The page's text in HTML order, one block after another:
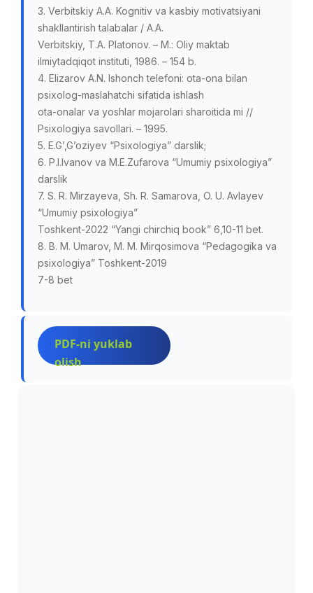
3. Verbitskiy A.A. Kognitiv va kasbiy motivatsiyani
shakllantirish talabalar / A.A.
Verbitskiy, T.A. Platonov. – M.: Oliy maktab
ilmiytadqiqot instituti, 1986. – 154 b.
4. Elizarov A.N. Ishonch telefoni: ota-ona bilan
psixolog-maslahatchi sifatida ishlash
ota-onalar va yoshlar mojarolari sharoitida mi //
Psixologiya savollari. – 1995.
5. E.G’,G’oziyev “Psixologiya” darslik;
6. P.I.Ivanov va M.E.Zufarova “Umumiy psixologiya”
darslik
7. S. R. Mirzayeva, Sh. R. Samarova, O. U. Avlayev
“Umumiy psixologiya”
Toshkent-2022 “Yangi chirchiq book” 6,10-11 bet.
8. B. M. Umarov, M. M. Mirqosimova “Pedagogika va
psixologiya” Toshkent-2019
7-8 bet
PDF-ni yuklab
olish